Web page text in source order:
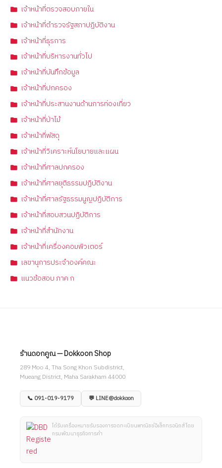
เจ้าหน้าที่ตรวจสอบภายใน
เจ้าหน้าที่ตำรวจรัฐสภาปฏิบัติงาน
เจ้าหน้าที่ธุรการ
เจ้าหน้าที่บริหารงานทั่วไป
เจ้าหน้าที่บันทึกข้อมูล
เจ้าหน้าที่ปกครอง
เจ้าหน้าที่ประสานงานด้านการท่องเที่ยว
เจ้าหน้าที่ป่าไม้
เจ้าหน้าที่พัสดุ
เจ้าหน้าที่วิเคราะห์นโยบายและแผน
เจ้าหน้าที่ศาลปกครอง
เจ้าหน้าที่ศาลยุติธรรมปฏิบัติงาน
เจ้าหน้าที่ศาลรัฐธรรมนูญปฏิบัติการ
เจ้าหน้าที่สอบสวนปฏิบัติการ
เจ้าหน้าที่สำนักงาน
เจ้าหน้าที่เครื่องคอมพิวเตอร์
เลขานุการประจำองค์คณะ
แนวข้อสอบ ภาค ก
ร้านดอกคูณ — Dokkoon Shop
289 Moo 4, Tha Song Khon Subdistrict,
Mueang District, Maha Sarakham 44000
📞 091-019-9179 💬 LINE@dokkoon
ได้รับเครื่องหมายรับรองการจดทะเบียนพาณิชย์อิเล็กทรอนิกส์ โดย
กรมพัฒนาธุรกิจการค้า